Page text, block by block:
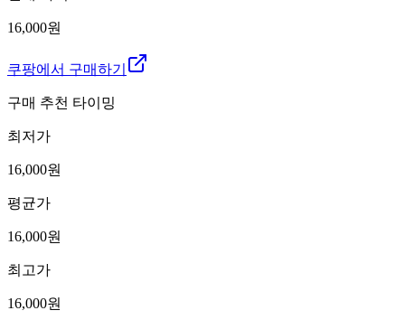
16,000원
쿠팡에서 구매하기
구매 추천 타이밍
최저가
16,000원
평균가
16,000원
최고가
16,000원